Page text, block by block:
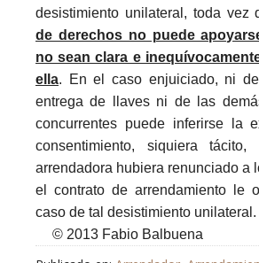
desistimiento unilateral, toda vez
de derechos no puede
no sean clara e
ella. En el caso enjuiciado, ni
entrega de llaves ni de las
concurrentes puede inferirse la
consentimiento, siquiera
arrendadora hubiera renunciado a
el contrato de arrendamiento le
caso de tal desistimiento unilateral.
© 2013 Fabio Balbuena